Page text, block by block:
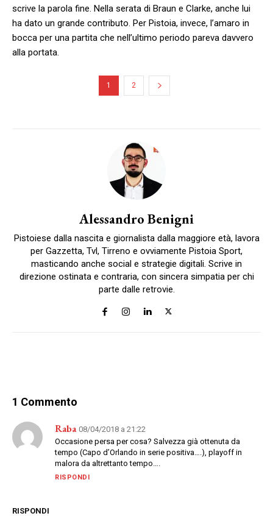
scrive la parola fine. Nella serata di Braun e Clarke, anche lui
ha dato un grande contributo. Per Pistoia, invece, l’amaro in
bocca per una partita che nell’ultimo periodo pareva davvero
alla portata.
1 2
Alessandro Benigni
Pistoiese dalla nascita e giornalista dalla maggiore età, lavora
per Gazzetta, Tvl, Tirreno e ovviamente Pistoia Sport,
masticando anche social e strategie digitali. Scrive in
direzione ostinata e contraria, con sincera simpatia per chi
parte dalle retrovie.
1 Commento
Raba 08/04/2018 a 21:22
Occasione persa per cosa? Salvezza già ottenuta da
tempo (Capo d’Orlando in serie positiva….), playoff in
malora da altrettanto tempo….
RISPONDI
RISPONDI